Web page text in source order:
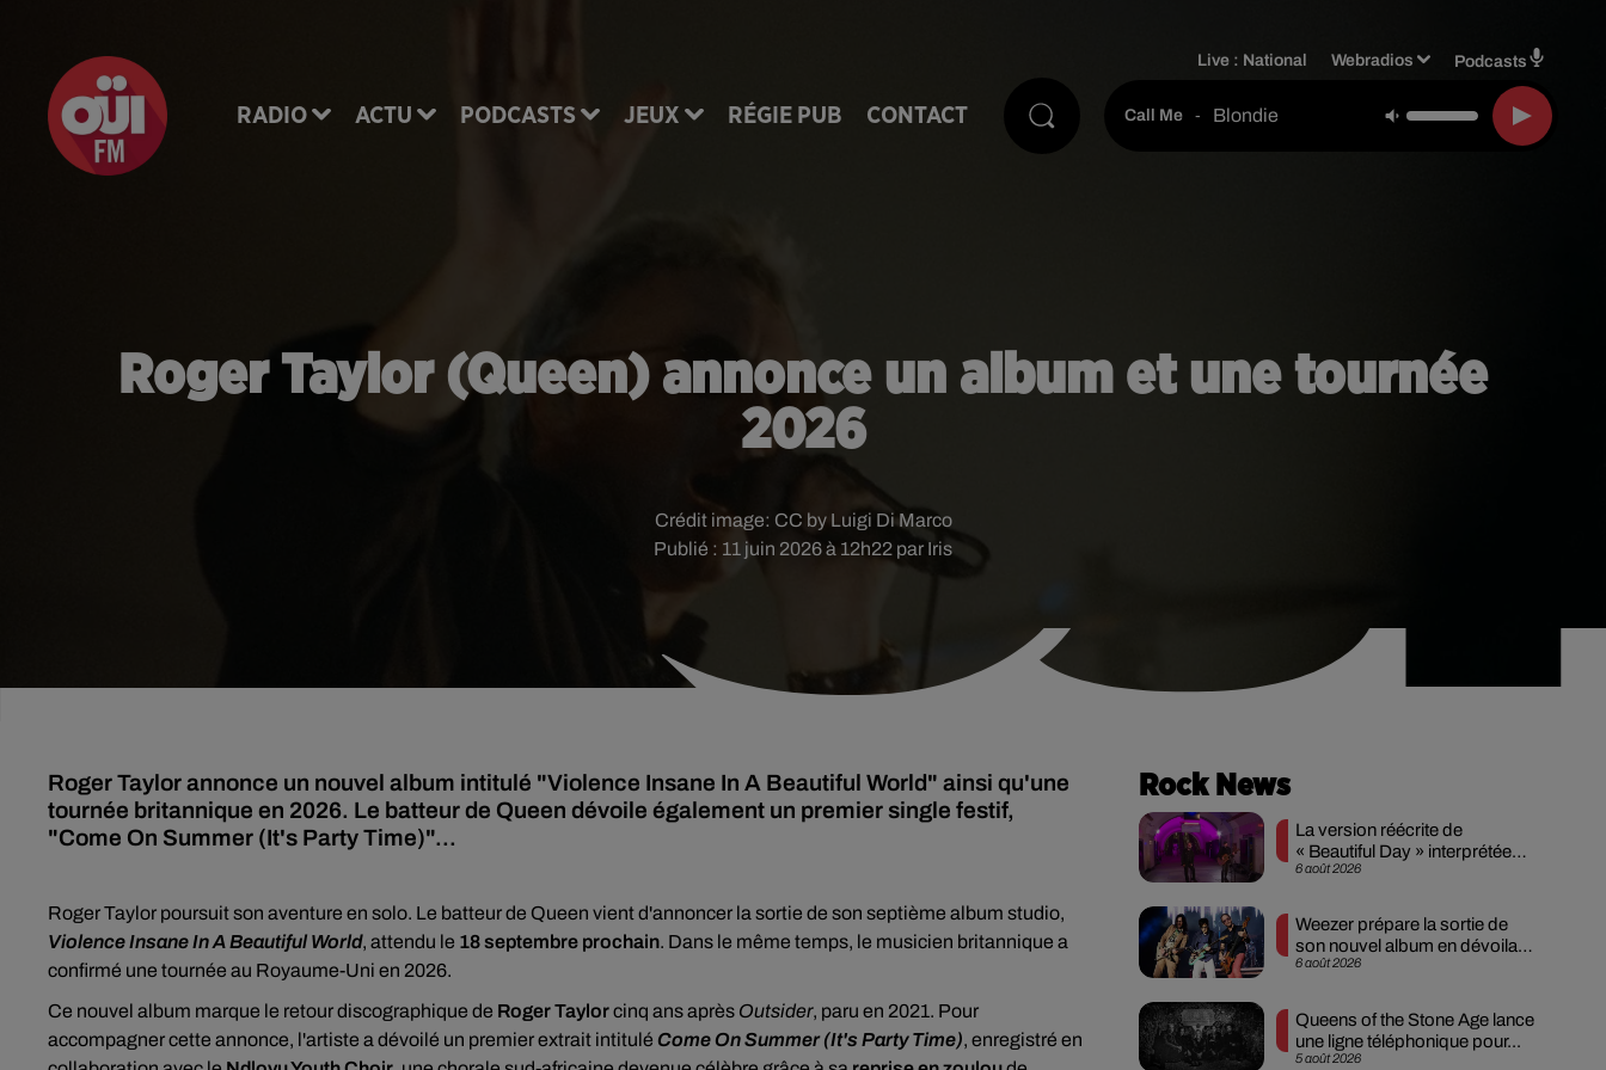
RADIO ACTU PODCASTS JEUX RÉGIE PUB CONTACT
Live : National Webradios Podcasts
Call Me - Blondie
Roger Taylor (Queen) annonce un album et une tournée
2026
Publié : 11 juin 2026 à 12h22 par Iris
Crédit image: CC by Luigi Di Marco
Roger Taylor annonce un nouvel album intitulé "Violence Insane In A Beautiful World" ainsi qu'une
tournée britannique en 2026. Le batteur de Queen dévoile également un premier single festif,
"Come On Summer (It's Party Time)"...
Roger Taylor poursuit son aventure en solo. Le batteur de Queen vient d'annoncer la sortie de son septième album studio,
Violence Insane In A Beautiful World, attendu le 18 septembre prochain. Dans le même temps, le musicien britannique a
confirmé une tournée au Royaume-Uni en 2026.
Ce nouvel album marque le retour discographique de Roger Taylorcinq ans après Outsider, paru en 2021. Pour
accompagner cette annonce, l'artiste a dévoilé un premier extrait intitulé Come On Summer (It's Party Time), enregistré en
Rock News
6 août 2026
La version réécrite de
« Beautiful Day » interprétée
lors des...
6 août 2026
Weezer prépare la sortie de
son nouvel album en dévoilant
une...
5 août 2026
Queens of the Stone Age lance
une ligne téléphonique pour...